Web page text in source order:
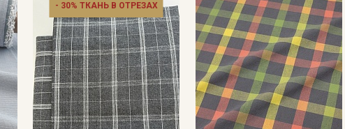
- 30% ТКАНЬ В ОТРЕЗАХ